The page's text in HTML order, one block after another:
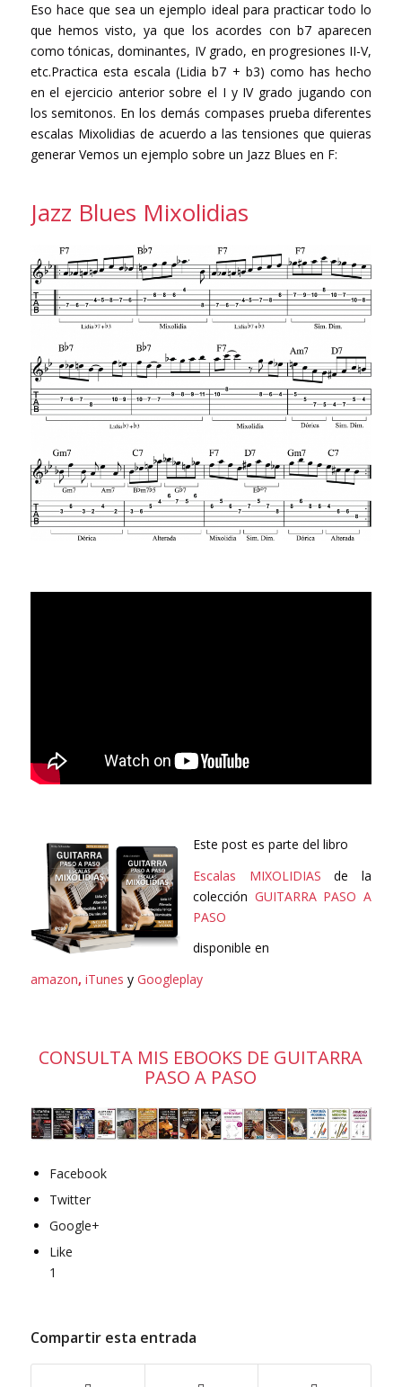
Eso hace que sea un ejemplo ideal para practicar todo lo
que hemos visto, ya que los acordes con b7 aparecen
como tónicas, dominantes, IV grado, en progresiones II-V,
etc.Practica esta escala (Lidia b7 + b3) como has hecho
en el ejercicio anterior sobre el I y IV grado jugando con
los semitonos. En los demás compases prueba diferentes
escalas Mixolidias de acuerdo a las tensiones que quieras
generar Vemos un ejemplo sobre un Jazz Blues en F:
Jazz Blues Mixolidias
Este post es parte del libro
Escalas MIXOLIDIAS de la
colección GUITARRA PASO A
PASO
disponible en
amazon, iTunes y Googleplay
CONSULTA MIS EBOOKS DE GUITARRA
PASO A PASO
Facebook
Twitter
Google+
Like
1
Compartir esta entrada